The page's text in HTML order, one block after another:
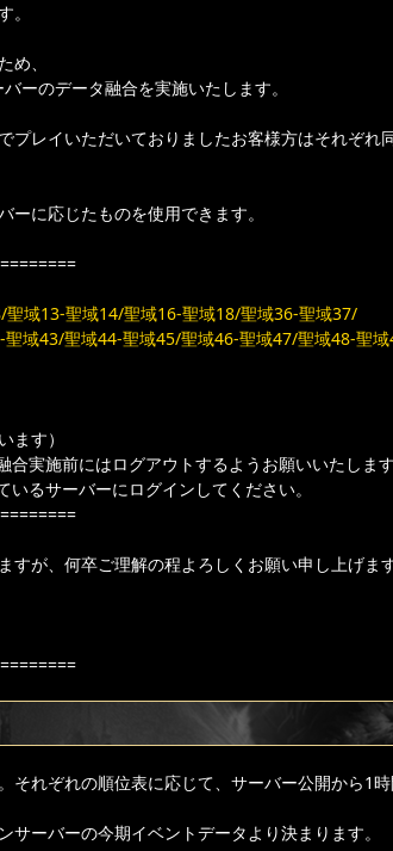
。
め、
ーのデータ融合を実施いたします。
プレイいただいておりましたお客様方はそれぞれ
ーに応じたものを使用できます。
域13-聖域14/聖域16-聖域18/聖域36-聖域37/
域43/聖域44-聖域45/聖域46-聖域47/聖域48-聖
ます）
実施前にはログアウトするようお願いいたします
るサーバーにログインしてください。
が、何卒ご理解の程よろしくお願い申し上げます
それぞれの順位表に応じて、サーバー公開から1
ーバーの今期イベントデータより決まります。